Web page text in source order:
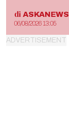
di ASKANEWS
06/08/2026 13:05